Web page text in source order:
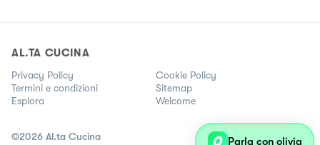
AL.TA CUCINA
Privacy Policy
Cookie Policy
Termini e condizioni
Sitemap
Esplora
Welcome
©2026 Al.ta Cucina Parla con olivia